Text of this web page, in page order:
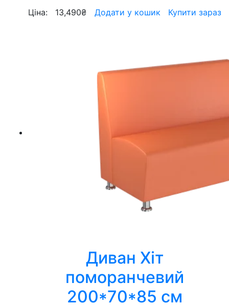
Ціна:
13,490₴ Додати у кошик Купити зараз
Диван Хіт
поморанчевий
200*70*85 см